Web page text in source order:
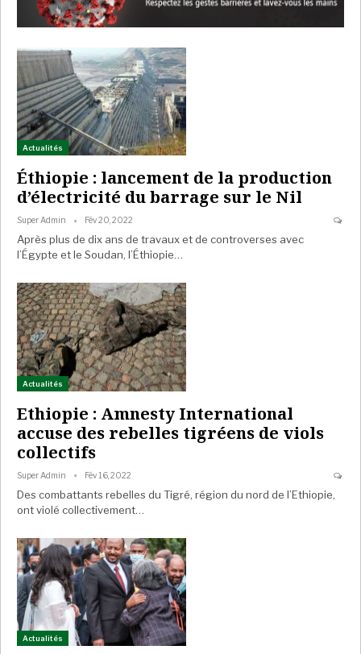
Actualités
Éthiopie : lancement de la production
d’électricité du barrage sur le Nil
Super Admin Fév 20, 2022
Après plus de dix ans de travaux et de controverses avec
l’Égypte et le Soudan, l’Éthiopie…
Actualités
Ethiopie : Amnesty International
accuse des rebelles tigréens de viols
collectifs
Super Admin Fév 16, 2022
Des combattants rebelles du Tigré, région du nord de l’Ethiopie,
ont violé collectivement…
Actualités